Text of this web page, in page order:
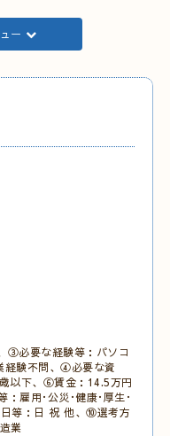
ー
③必要な経験等：パソコ
経験不問、④必要な資
以下、⑥賃金：14.5万円
雇用･公災･健康･厚生･
等：日 祝 他、⑩選考方
業